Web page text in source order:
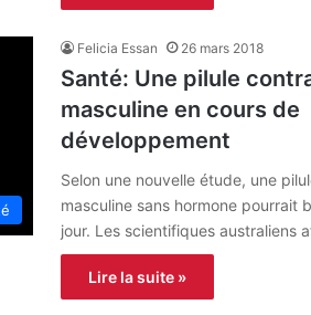
Felicia Essan 26 mars 2018
Santé: Une pilule
masculine en cours de
développement
Selon une nouvelle étude, une
masculine sans hormone pourrait
jour. Les scientifiques australiens
Lire la suite »